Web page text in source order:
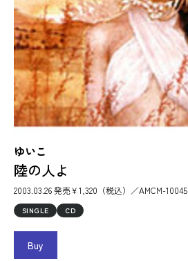
ゆいこ
陸の人よ
2003.03.26 発売￥1,320（税込）／AMCM-10045
SINGLE CD
Buy